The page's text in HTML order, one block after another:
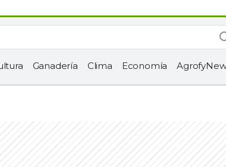
Ganadería Clima Economía